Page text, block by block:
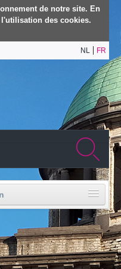
de notre site. En
des cookies.
NL FR